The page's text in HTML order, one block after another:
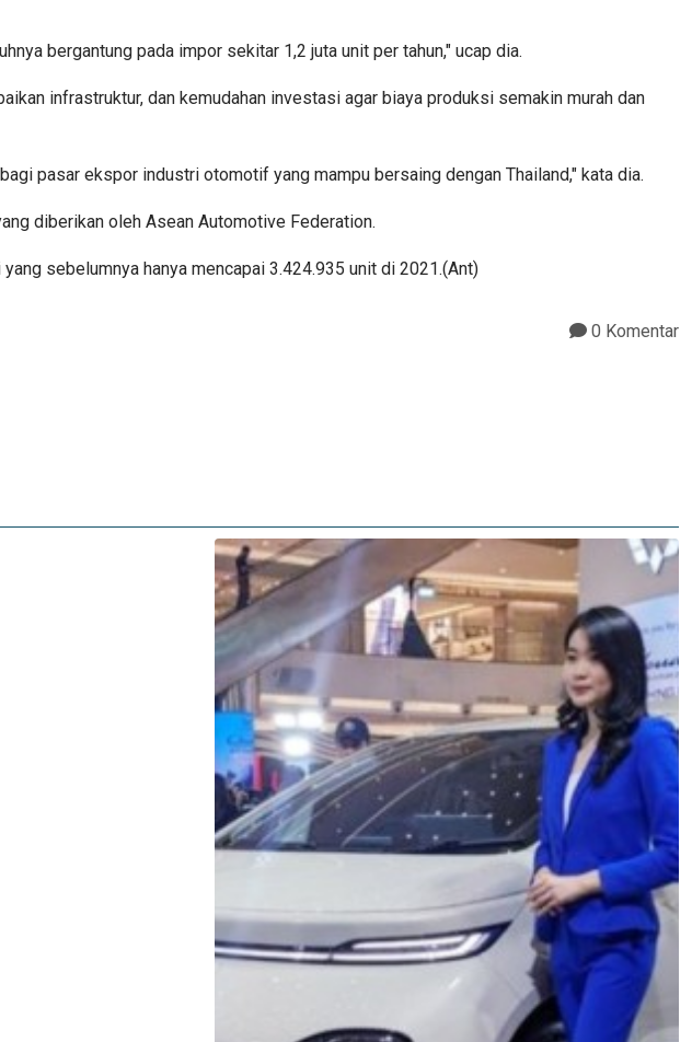
bergantung pada impor sekitar 1,2 juta unit per tahun," ucap dia.
infrastruktur, dan kemudahan investasi agar biaya produksi semakin murah dan
pasar ekspor industri otomotif yang mampu bersaing dengan Thailand," kata dia.
diberikan oleh Asean Automotive Federation.
sebelumnya hanya mencapai 3.424.935 unit di 2021.(Ant)
0 Komentar